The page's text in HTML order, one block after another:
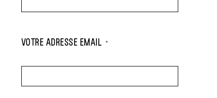
VOTRE ADRESSE EMAIL *